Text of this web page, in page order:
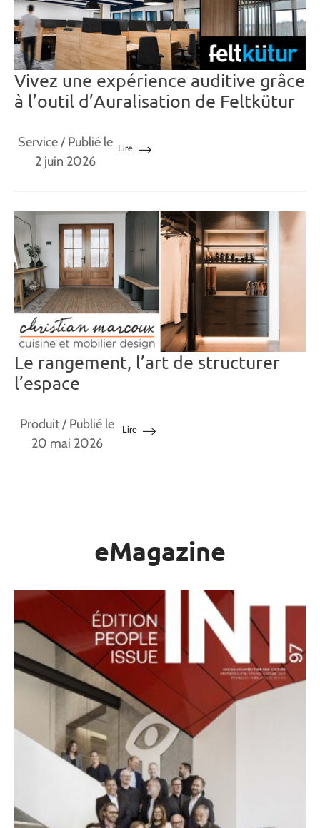
Vivez une expérience auditive grâce
à l’outil d’Auralisation de Feltkütur
Service/ Publié le
2 juin 2026
Lire
Le rangement, l’art de structurer
l’espace
Produit/ Publié le
20 mai 2026
Lire
eMagazine